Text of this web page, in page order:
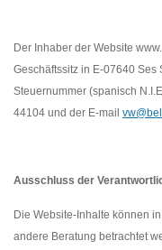
Der Inhaber der Website
Geschäftssitz in E-07640
Steuernummer (spanisch
44104 und der E-mail
Ausschluss der
Die Website-Inhalte können
andere Beratung betrachtet